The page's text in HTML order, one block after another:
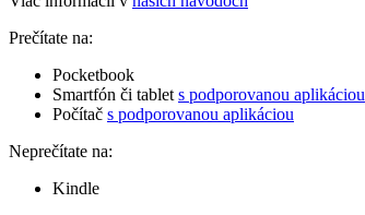
Prečítate na:
Pocketbook
Smartfón či tablet s podporovanou aplikáciou
Počítač s podporovanou aplikáciou
Neprečítate na:
Kindle